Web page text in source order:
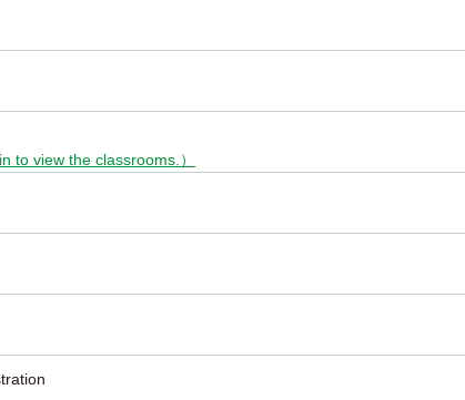
to view the classrooms.）